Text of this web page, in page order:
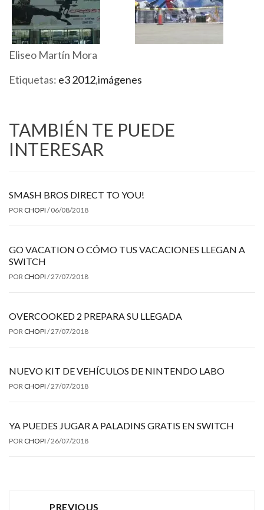
Eliseo Martín Mora
Etiquetas: e3 2012,imágenes
TAMBIÉN TE PUEDE
INTERESAR
SMASH BROS DIRECT TO YOU!
POR CHOPI / 06/08/2018
GO VACATION O CÓMO TUS VACACIONES LLEGAN A
SWITCH
POR CHOPI /27/07/2018
OVERCOOKED 2 PREPARA SU LLEGADA
POR CHOPI /27/07/2018
NUEVO KIT DE VEHÍCULOS DE NINTENDO LABO
POR CHOPI /27/07/2018
YA PUEDES JUGAR A PALADINS GRATIS EN SWITCH
POR CHOPI /26/07/2018
PREVIOUS